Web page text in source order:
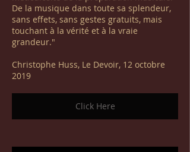
De la musique dans toute sa splendeur,
sans effets, sans gestes gratuits, mais
touchant à la vérité et à la vraie
grandeur."
Christophe Huss, Le Devoir, 12 octobre
2019
Click Here